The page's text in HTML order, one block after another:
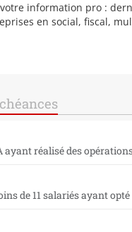
information pro :
en social, fiscal,
ayant réalisé des
de 11 salariés ayant